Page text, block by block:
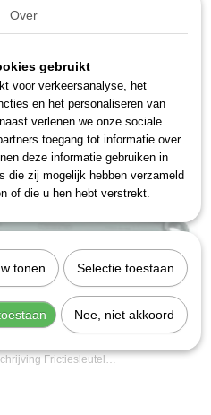
Frictiesleutel…
Over
gebruikt
voor verkeersanalyse, het
en het personaliseren van
verlenen we onze sociale
toegang tot informatie over
deze informatie gebruiken in
die zij mogelijk hebben verzameld
of die u hen hebt verstrekt.
tonen Selectie toestaan
Nee, niet akkoord